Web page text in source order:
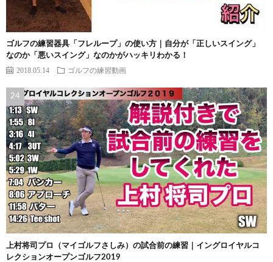
ゴルフの練習器具「フレループ」の使い方｜自分が「正しいスイング」
なのか「悪いスイング」なのかがハッキリわかる！
2018.05.14 ゴルフの練習動画
上村将司プロ（マイゴルフさしみ）の試合前の練習｜イングロイヤルコ
レクションオープンゴルフ2019